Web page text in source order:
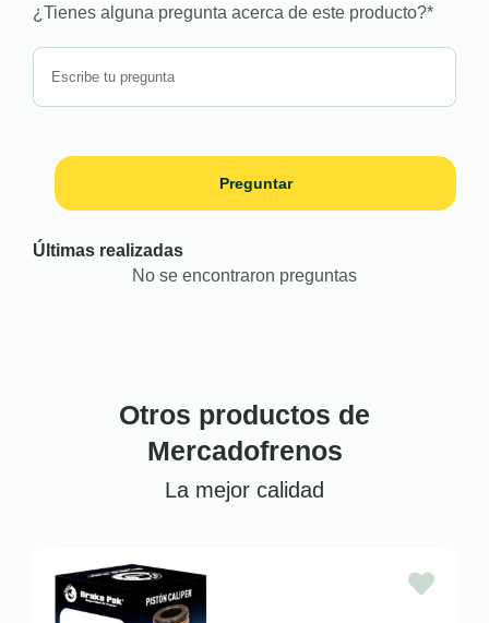
¿Tienes alguna pregunta acerca de este producto?*
Preguntar
Últimas realizadas
No se encontraron preguntas
Otros productos de
Mercadofrenos
La mejor calidad